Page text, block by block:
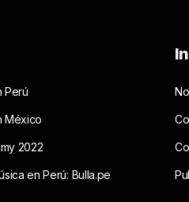
Perú
México
2022
en Perú: Bulla.pe